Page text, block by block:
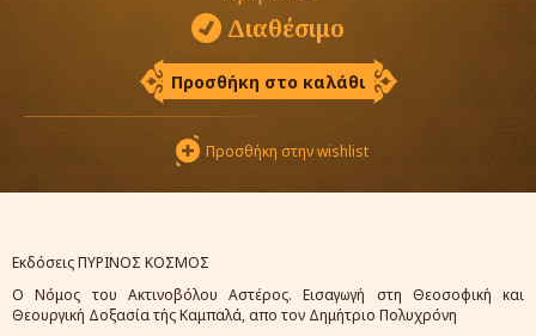
Διαθέσιμο
Προσθήκη στο καλάθι
Προσθήκη στην wishlist
Εκδόσεις ΠΥΡΙΝΟΣ ΚΟΣΜΟΣ
Ο Νόμος του Ακτινοβόλου Αστέρος. Εισαγωγή στη Θεοσοφική και
Θεουργική Δοξασία τής Καμπαλά, απο τον Δημήτριο Πολυχρόνη